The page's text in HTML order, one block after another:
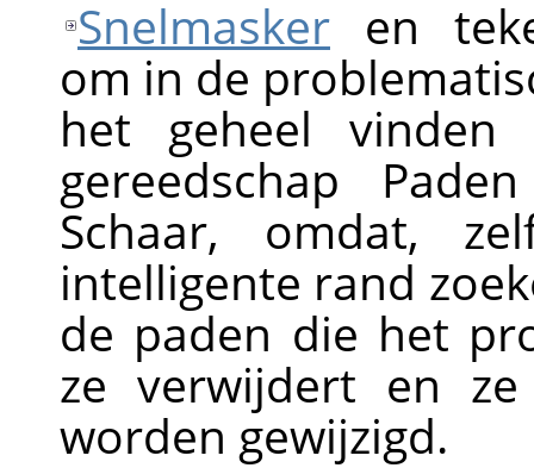
Snelmasker en
om in de
het geheel
gereedschap
Schaar, omdat,
intelligente rand
de paden die het
ze verwijdert en
worden gewijzigd.